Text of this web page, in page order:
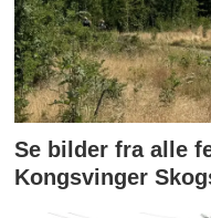
Se bilder fra alle
Kongsvinger